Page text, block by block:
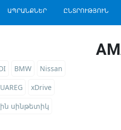
ԱՊՐԱՆՔՆԵՐ ԸՆՏՐՈՒԹՅՈՒՆ
BMW
Nissan
xDrive
սինթետիկ